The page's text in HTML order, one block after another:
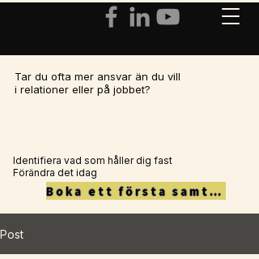
Tar du ofta mer ansvar än du vill
i relationer eller på jobbet?
Identifiera vad som håller dig fast
Förändra det idag
Boka ett första samtal här
Post